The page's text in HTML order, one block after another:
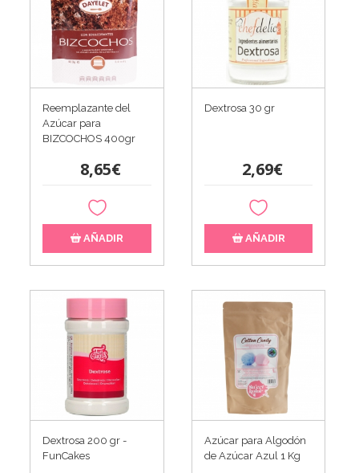
Reemplazante del
Azúcar para
BIZCOCHOS 400gr
8,65€
AÑADIR
Dextrosa 30 gr
2,69€
AÑADIR
Dextrosa 200 gr -
FunCakes
Azúcar para Algodón
de Azúcar Azul 1 Kg